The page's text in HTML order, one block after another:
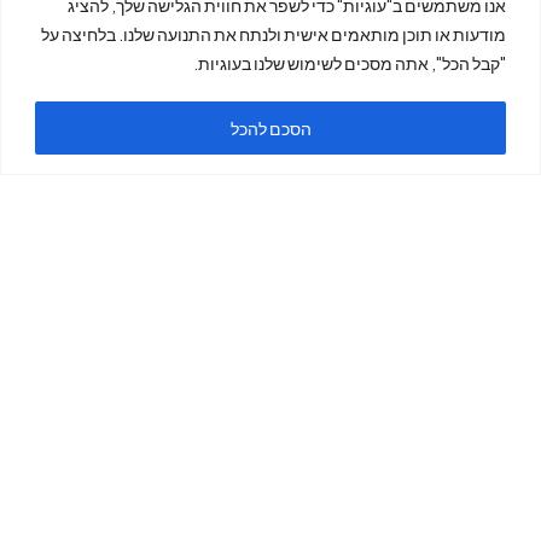
מודעות או תוכן מותאמים אישית ולנתח את התנועה שלנו. בלחיצה על
"קבל הכל", אתה מסכים לשימוש שלנו בעוגיות.
הסכם להכל
מייל:
king7phonex@gmail.c